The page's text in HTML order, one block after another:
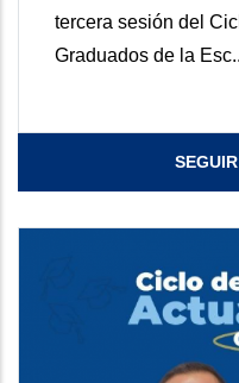
tercera sesión del
Graduados de la